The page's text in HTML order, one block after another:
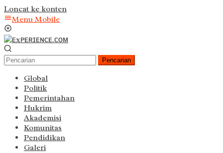
Loncat ke konten
Menu Mobile
Pencarian
Global
Politik
Pemerintahan
Hukrim
Akademisi
Komunitas
Pendidikan
Galeri